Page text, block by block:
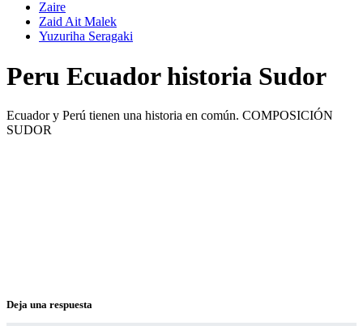
Zaire
Zaid Ait Malek
Yuzuriha Seragaki
Peru Ecuador historia Sudor
Ecuador y Perú tienen una historia en común. COMPOSICIÓN
SUDOR
Deja una respuesta